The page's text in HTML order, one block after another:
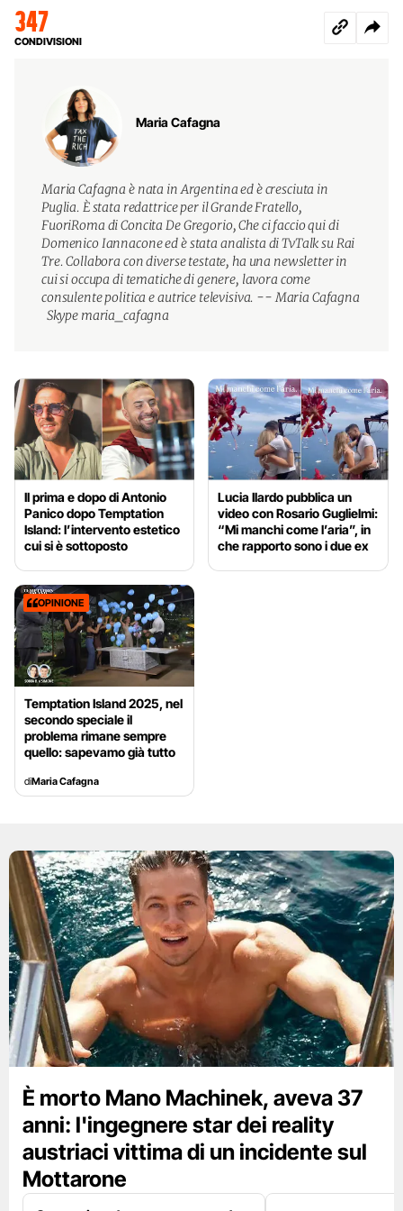
347
CONDIVISIONI
Maria Cafagna
Maria Cafagna è nata in Argentina ed è cresciuta in
Puglia. È stata redattrice per il Grande Fratello,
FuoriRoma di Concita De Gregorio, Che ci faccio qui di
Domenico Iannacone ed è stata analista di TvTalk su Rai
Tre. Collabora con diverse testate, ha una newsletter in
cui si occupa di tematiche di genere, lavora come
consulente politica e autrice televisiva. -- Maria Cafagna
Skype maria_cafagna
Il prima e dopo di Antonio
Panico dopo Temptation
Island: l’intervento estetico
cui si è sottoposto
Lucia Ilardo pubblica un
video con Rosario Guglielmi:
“Mi manchi come l’aria”, in
che rapporto sono i due ex
OPINIONE
Temptation Island 2025, nel
secondo speciale il
problema rimane sempre
quello: sapevamo già tutto
diMaria Cafagna
È morto Mano Machinek, aveva 37
anni: l'ingegnere star dei reality
austriaci vittima di un incidente sul
Mottarone